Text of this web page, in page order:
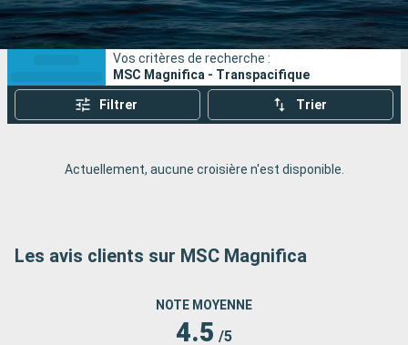
Ports Compagnies
Rechercher
Vos critères de recherche :
MSC Magnifica - Transpacifique
Filtrer Trier
Actuellement, aucune croisière n'est disponible.
Les avis clients sur MSC Magnifica
NOTE MOYENNE
4.5 /5